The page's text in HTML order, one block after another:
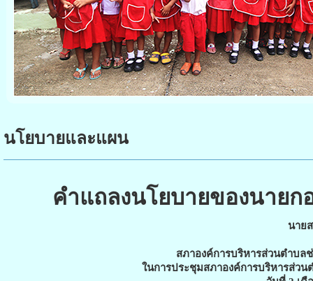
นโยบายและแผน
คำแถลงนโยบายของนาย
นาย
สภาองค์การบริหารส่วนตำบล
ในการประชุมสภาองค์การบริหารส่ว